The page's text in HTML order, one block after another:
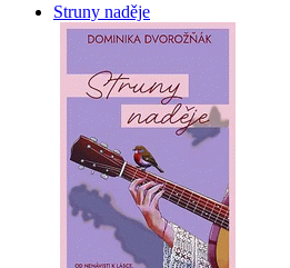
Struny naděje